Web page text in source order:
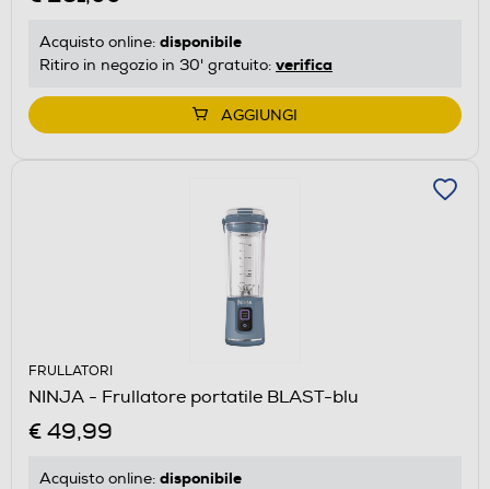
Acquisto online: disponibile
Ritiro in negozio in 30' gratuito: verifica
AGGIUNGI
FRULLATORI
NINJA - Frullatore portatile BLAST-blu
€ 49,99
Acquisto online: disponibile